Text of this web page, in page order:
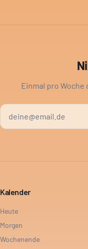
Einmal pro
Kalender
Heute
Morgen
Wochenende